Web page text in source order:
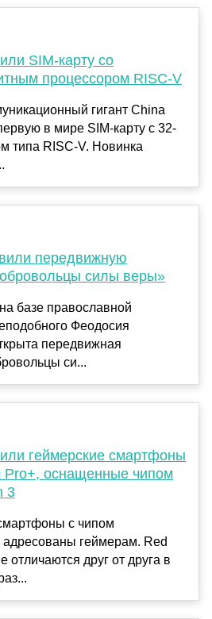
SIM-карту со
процессором RISC-V
гигант China
в мире SIM-карту с 32-
типа RISC-V. Новинка
передвижную
силы веры»
базе православной
Феодосия
передвижная
си...
геймерские смартфоны
Pro+, оснащенные чипом
3
с чипом
геймерам. Red
отличаются друг от друга в